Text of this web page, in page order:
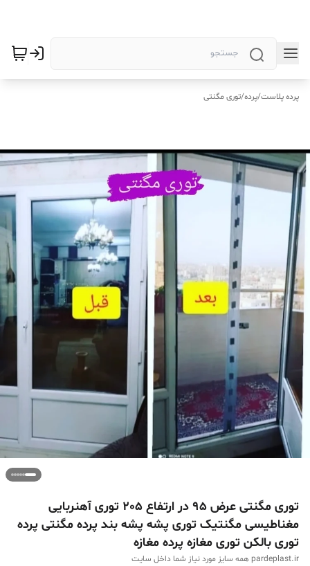
پرده پلاست/پرده/توری مگنتی
توری مگنتی عرض 95 در ارتفاع 205 توری آهنربایی
مغناطیسی مگنتیک توری پشه پشه بند پرده مگنتی پرده
توری بالکن توری مغازه پرده مغازه
pardeplast.ir همه سایز مورد نیاز شما داخل سایت